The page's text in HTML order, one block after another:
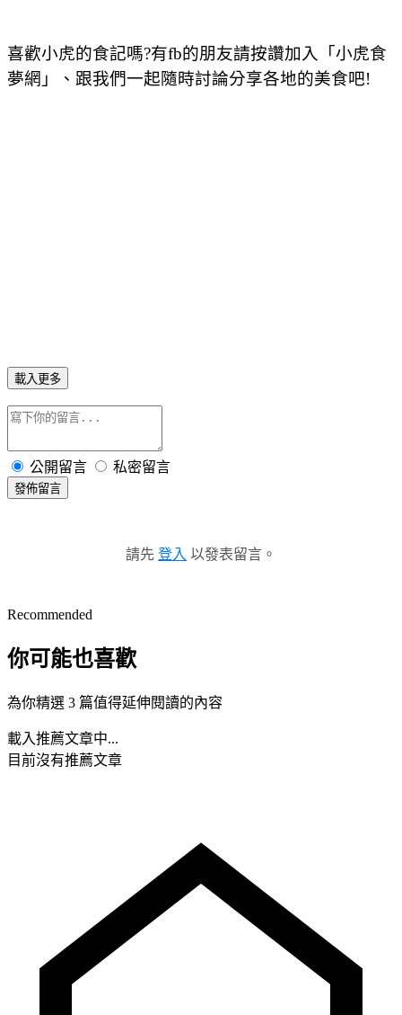
喜歡小虎的食記嗎?有fb的朋友請按讚加入「小虎食
夢網」、跟我們一起隨時討論分享各地的美食吧!
載入更多
公開留言 私密留言
發佈留言
請先 登入 以發表留言。
Recommended
你可能也喜歡
為你精選 3 篇值得延伸閱讀的內容
載入推薦文章中...
目前沒有推薦文章